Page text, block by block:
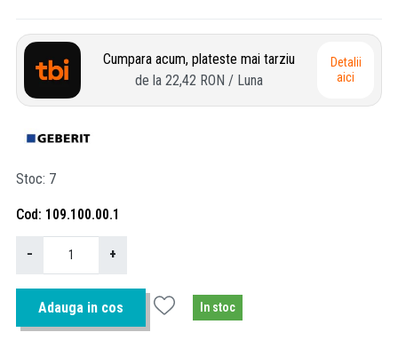
Cumpara acum, plateste mai tarziu
de la 22,42 RON / Luna
Detalii
aici
Stoc 7
Cod 109.100.00.1
− +
Adauga in cos In stoc